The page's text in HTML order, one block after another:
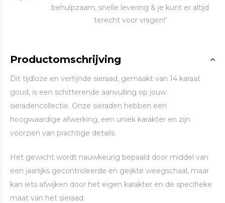
behulpzaam, snelle levering & je kunt er altijd
terecht voor vragen!’
Productomschrijving
Dit tijdloze en verfijnde sieraad, gemaakt van 14 karaat
goud, is een schitterende aanvulling op jouw
sieradencollectie. Onze sieraden hebben een
hoogwaardige afwerking, een uniek karakter en zijn
voorzien van prachtige details.
Het gewicht wordt nauwkeurig bepaald door middel van
een jaarlijks gecontroleerde en geijkte weegschaal, maar
kan iets afwijken door het eigen karakter en de specifieke
maat van het sieraad.